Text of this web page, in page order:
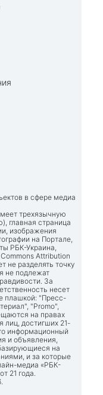
в сфере медиа
трехязычную
главная страница
изображения
на Портале,
РБК-Украина,
Attribution
не разделять точку
не подлежат
За
несет
плашкой: "Пресс-
"Promo",
на правах
лиц, достигших 21-
информационный
и объявления,
на
и за которые
медиа «РБК-
21 года.